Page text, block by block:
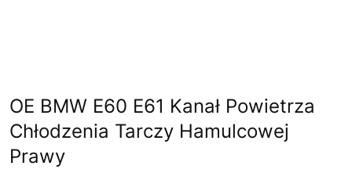
OE BMW E60 E61 Kanał Powietrza
Chłodzenia Tarczy Hamulcowej
Prawy